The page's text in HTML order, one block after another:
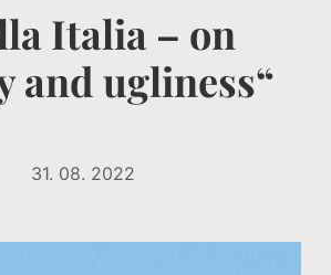
Italia – on
and ugliness“
31. 08. 2022